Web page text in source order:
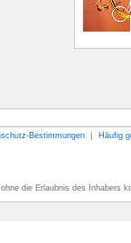
Bestimmungen | Häufig
die Erlaubnis des Inhabers